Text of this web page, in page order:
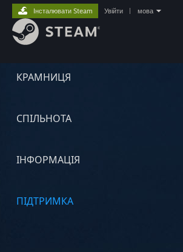
КРАМНИЦЯ
СПІЛЬНОТА
ІНФОРМАЦІЯ
ПІДТРИМКА
Інсталювати Steam Увійти мова